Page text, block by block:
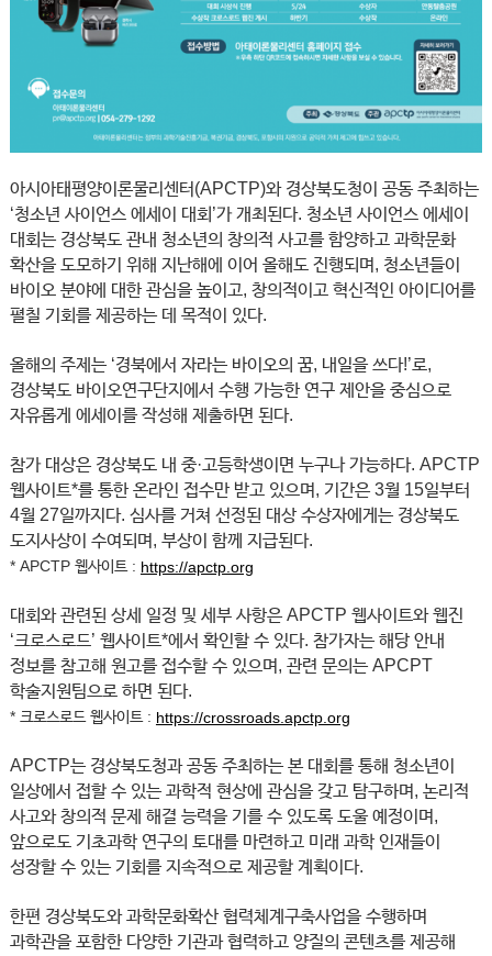
아시아태평양이론물리센터(APCTP)와 경상북도청이 공동 주최하는
‘청소년 사이언스 에세이 대회’가 개최된다. 청소년 사이언스 에세이
대회는 경상북도 관내 청소년의 창의적 사고를 함양하고 과학문화
확산을 도모하기 위해 지난해에 이어 올해도 진행되며, 청소년들이
바이오 분야에 대한 관심을 높이고, 창의적이고 혁신적인 아이디어를
펼칠 기회를 제공하는 데 목적이 있다.
올해의 주제는 ‘경북에서 자라는 바이오의 꿈, 내일을 쓰다!’로,
경상북도 바이오연구단지에서 수행 가능한 연구 제안을 중심으로
자유롭게 에세이를 작성해 제출하면 된다.
참가 대상은 경상북도 내 중·고등학생이면 누구나 가능하다. APCTP
웹사이트*를 통한 온라인 접수만 받고 있으며, 기간은 3월 15일부터
4월 27일까지다. 심사를 거쳐 선정된 대상 수상자에게는 경상북도
도지사상이 수여되며, 부상이 함께 지급된다.
* APCTP 웹사이트 : https://apctp.org
대회와 관련된 상세 일정 및 세부 사항은 APCTP 웹사이트와 웹진
‘크로스로드’ 웹사이트*에서 확인할 수 있다. 참가자는 해당 안내
정보를 참고해 원고를 접수할 수 있으며, 관련 문의는 APCPT
학술지원팀으로 하면 된다.
* 크로스로드 웹사이트 : https://crossroads.apctp.org
APCTP는 경상북도청과 공동 주최하는 본 대회를 통해 청소년이
일상에서 접할 수 있는 과학적 현상에 관심을 갖고 탐구하며, 논리적
사고와 창의적 문제 해결 능력을 기를 수 있도록 도울 예정이며,
앞으로도 기초과학 연구의 토대를 마련하고 미래 과학 인재들이
성장할 수 있는 기회를 지속적으로 제공할 계획이다.
한편 경상북도와 과학문화확산 협력체계구축사업을 수행하며
과학관을 포함한 다양한 기관과 협력하고 양질의 콘텐츠를 제공해